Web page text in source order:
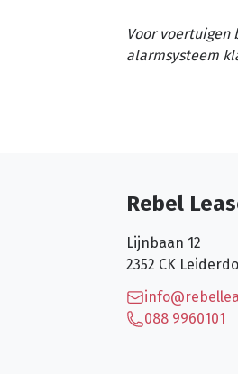
Voor voertuigen
alarmsysteem
Rebel
Lijnbaan 12
2352 CK
088 9960101